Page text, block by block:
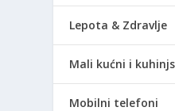
Lepota & Zdravlje
Mali kućni i
Mobilni telefoni